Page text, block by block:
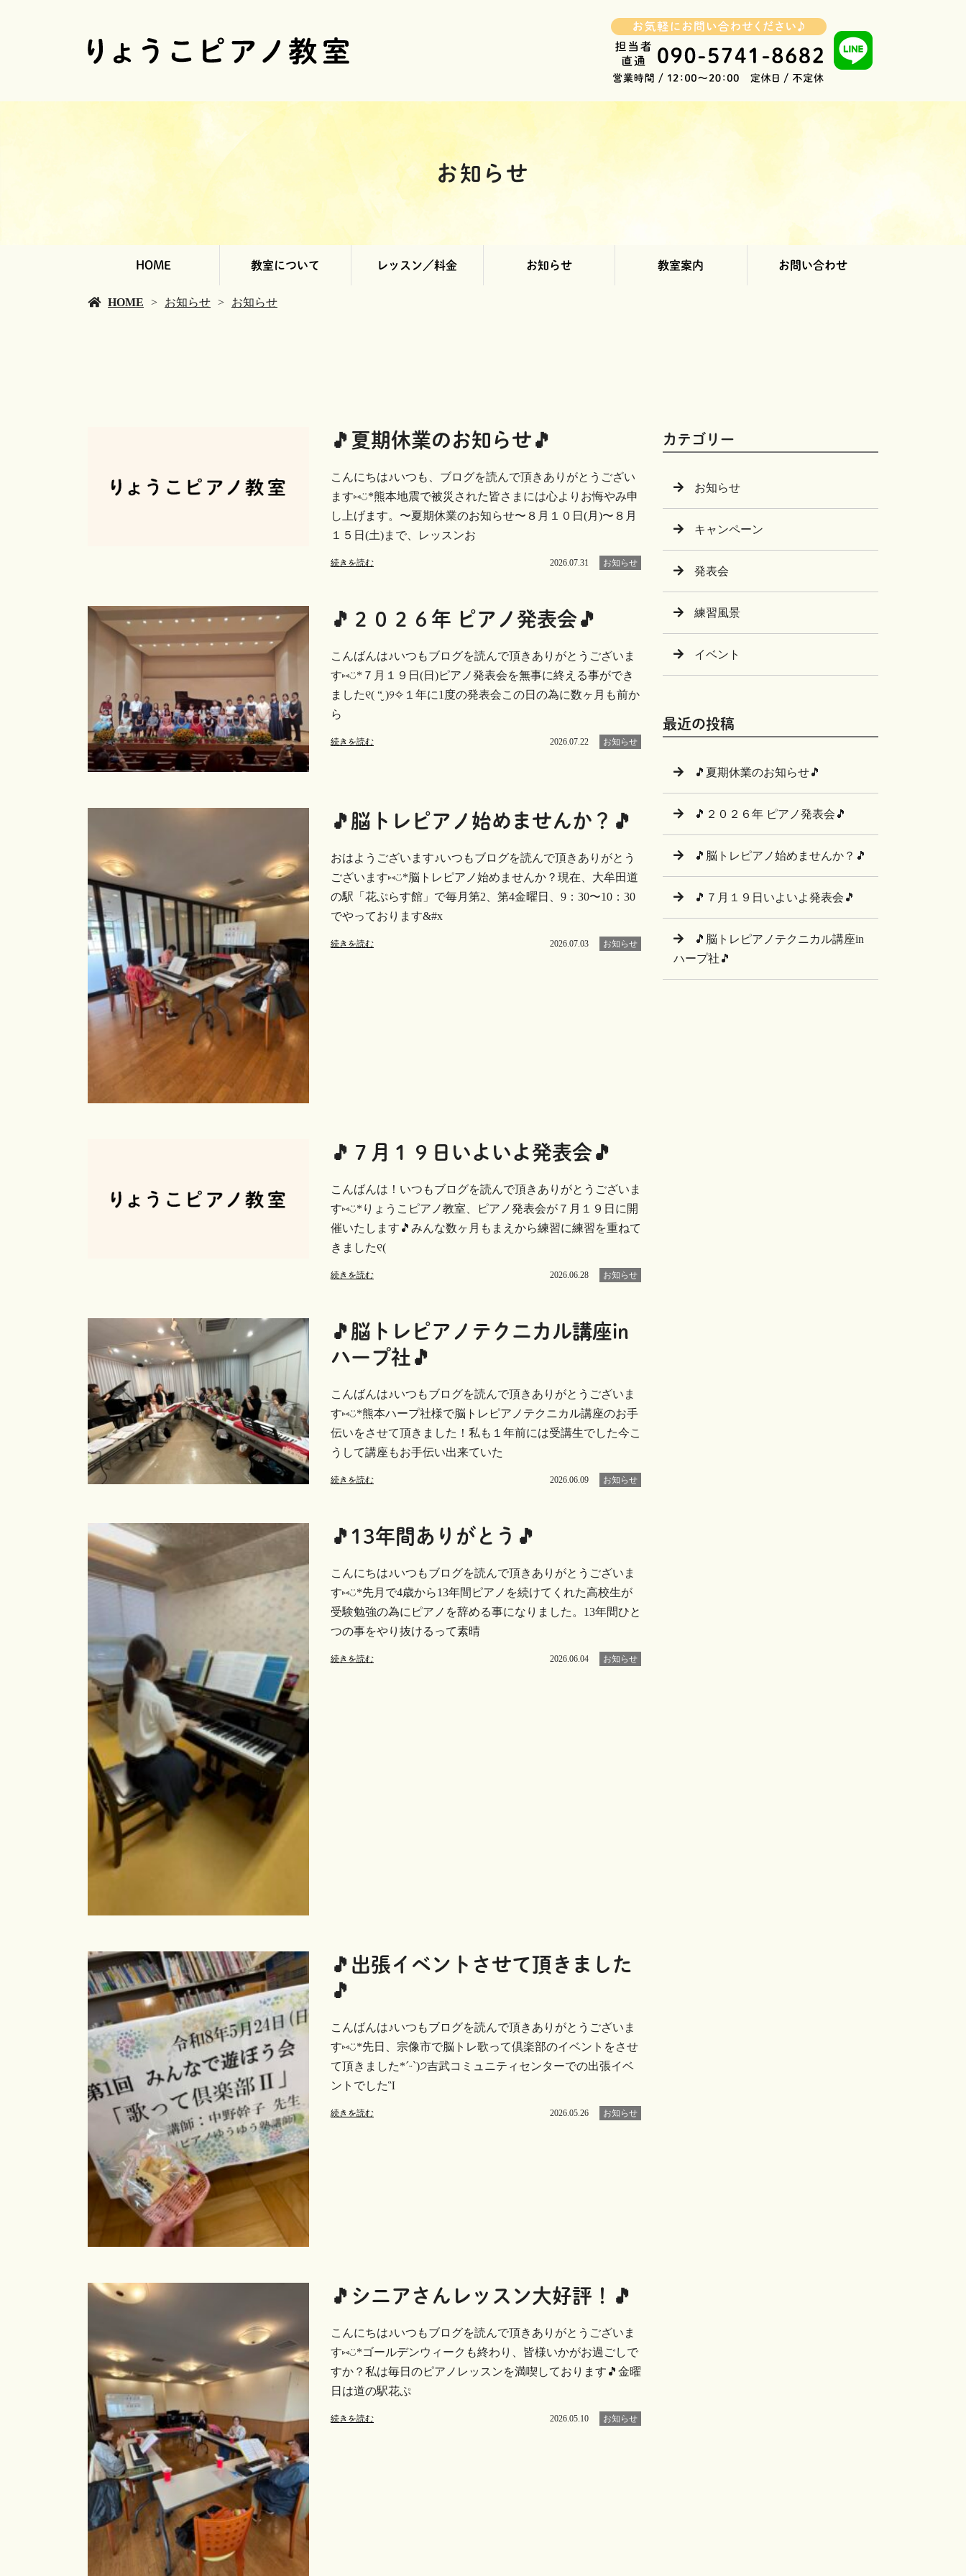
お知らせ
HOME 教室について レッスン／料金 お知らせ 教室案内 お問い合わせ
HOME お知らせ お知らせ
🎵夏期休業のお知らせ🎵
こんにちは♪いつも、ブログを読んで頂きありがとうござい
ます⑅︎◡̈︎*熊本地震で被災された皆さまには心よりお悔やみ申
し上げます。〜夏期休業のお知らせ〜８月１０日(月)〜８月
１５日(土)まで、レッスンお
続きを読む 2026.07.31 お知らせ
🎵２０２６年 ピアノ発表会🎵
こんばんは♪いつもブログを読んで頂きありがとうございま
す⑅︎◡̈︎*７月１９日(日)ピアノ発表会を無事に終える事ができ
ました୧( “̮ )୨✧︎１年に1度の発表会この日の為に数ヶ月も前か
ら
続きを読む 2026.07.22 お知らせ
🎵脳トレピアノ始めませんか？🎵
おはようございます♪いつもブログを読んで頂きありがとう
ございます⑅︎◡̈︎*脳トレピアノ始めませんか？現在、大牟田道
の駅「花ぷらす館」で毎月第2、第4金曜日、9：30〜10：30
でやっております&#x
続きを読む 2026.07.03 お知らせ
🎵７月１９日いよいよ発表会🎵
こんばんは！いつもブログを読んで頂きありがとうございま
す⑅︎◡̈︎*りょうこピアノ教室、ピアノ発表会が７月１９日に開
催いたします🎵みんな数ヶ月もまえから練習に練習を重ねて
きました୧(
続きを読む 2026.06.28 お知らせ
🎵脳トレピアノテクニカル講座in
ハープ社🎵
こんばんは♪いつもブログを読んで頂きありがとうございま
す⑅︎◡̈︎*熊本ハープ社様で脳トレピアノテクニカル講座のお手
伝いをさせて頂きました！私も１年前には受講生でした今こ
うして講座もお手伝い出来ていた
続きを読む 2026.06.09 お知らせ
🎵13年間ありがとう🎵
こんにちは♪いつもブログを読んで頂きありがとうございま
す⑅︎◡̈︎*先月で4歳から13年間ピアノを続けてくれた高校生が
受験勉強の為にピアノを辞める事になりました。13年間ひと
つの事をやり抜けるって素晴
続きを読む 2026.06.04 お知らせ
🎵出張イベントさせて頂きました
🎵
こんばんは♪いつもブログを読んで頂きありがとうございま
す⑅︎◡̈︎*先日、宗像市で脳トレ歌って倶楽部のイベントをさせ
て頂きました*ˊᵕˋ)੭吉武コミュニティセンターでの出張イベ
ントでしたἻ
続きを読む 2026.05.26 お知らせ
🎵シニアさんレッスン大好評！🎵
こんにちは♪いつもブログを読んで頂きありがとうございま
す⑅︎◡̈︎*ゴールデンウィークも終わり、皆様いかがお過ごしで
すか？私は毎日のピアノレッスンを満喫しております🎵金曜
日は道の駅花ぷ
続きを読む 2026.05.10 お知らせ
カテゴリー
お知らせ
キャンペーン
発表会
練習風景
イベント
最近の投稿
🎵夏期休業のお知らせ🎵
🎵２０２６年 ピアノ発表会🎵
🎵脳トレピアノ始めませんか？🎵
🎵７月１９日いよいよ発表会🎵
🎵脳トレピアノテクニカル講座in
ハープ社🎵